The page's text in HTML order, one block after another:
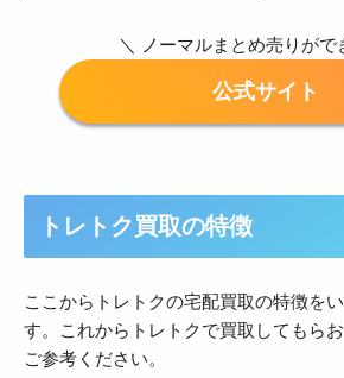
＼ ノーマルまとめ売りがで
トレトク買取の特徴
ここからトレトクの宅配買取の特徴を
す。これからトレトクで買取してもら
ご参考ください。